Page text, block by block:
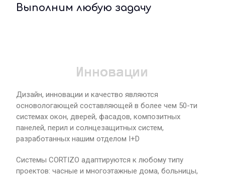
Выполним любую задачу
Инновации
Дизайн, инновации и качество являются
основологающей составляющей в более чем 50-ти
системах окон, дверей, фасадов, композитных
панелей, перил и солнцезащитных систем,
разработанных нашим отделом I+D
Системы CORTIZO адаптируются к любому типу
проектов: часные и многоэтажные дома, больницы,